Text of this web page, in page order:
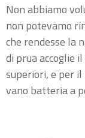
Non abbiamo
non potevamo
che rendesse la
di prua accoglie
superiori, e per
vano batteria a